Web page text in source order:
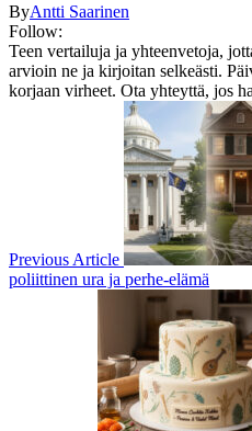
ByAntti Saarinen
Follow:
Teen vertailuja ja yhteenvetoja,
arvioin ne ja kirjoitan selkeästi.
korjaan virheet. Ota yhteyttä, jos
Previous Article
poliittinen ura ja perhe-elämä